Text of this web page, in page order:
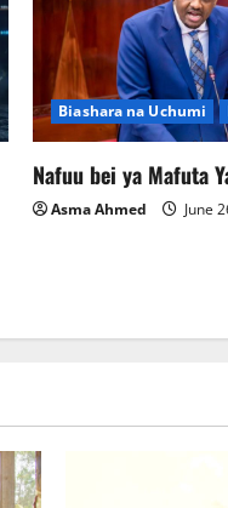
Biashara na Uchumi
Nafuu bei ya Mafuta
Asma Ahmed June